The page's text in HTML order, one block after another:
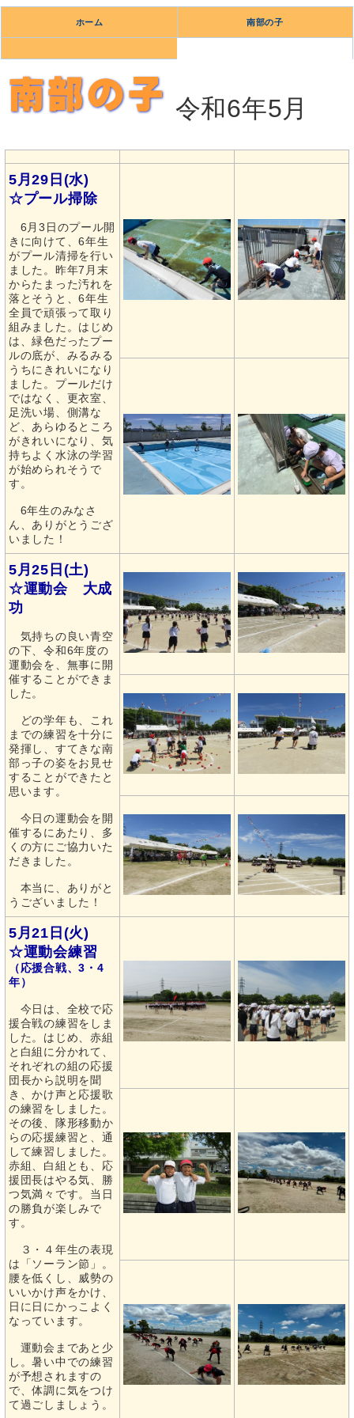
ホーム 南部の子
令和6年5月
5月29日(水)
☆プール掃除
6月3日のプール開
きに向けて、6年生
がプール清掃を行い
ました。昨年7月末
からたまった汚れを
落とそうと、6年生
全員で頑張って取り
組みました。はじめ
は、緑色だったプー
ルの底が、みるみる
うちにきれいになり
ました。プールだけ
ではなく、更衣室、
足洗い場、側溝な
ど、あらゆるところ
がきれいになり、気
持ちよく水泳の学習
が始められそうで
す。
6年生のみなさ
ん、ありがとうござ
いました！
5月25日(土)
☆運動会 大成
功
気持ちの良い青空
の下、令和6年度の
運動会を、無事に開
催することができま
した。
どの学年も、これ
までの練習を十分に
発揮し、すてきな南
部っ子の姿をお見せ
することができたと
思います。
今日の運動会を開
催するにあたり、多
くの方にご協力いた
だきました。
本当に、ありがと
うございました！
5月21日(火)
☆運動会練習
（応援合戦、3・4
年）
今日は、全校で応
援合戦の練習をしま
した。はじめ、赤組
と白組に分かれて、
それぞれの組の応援
団長から説明を聞
き、かけ声と応援歌
の練習をしました。
その後、隊形移動か
らの応援練習と、通
して練習しました。
赤組、白組とも、応
援団長はやる気、勝
つ気満々です。当日
の勝負が楽しみで
す。
３・４年生の表現
は「ソーラン節」。
腰を低くし、威勢の
いいかけ声をかけ、
日に日にかっこよく
なっています。
運動会まであと少
し。暑い中での練習
が予想されますの
で、体調に気をつけ
て過ごしましょう。